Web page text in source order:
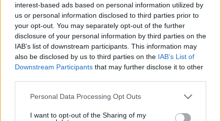
interest-based ads based on personal information utilized by
us or personal information disclosed to third parties prior to
your opt-out. You may separately opt-out of the further
disclosure of your personal information by third parties on the
IAB’s list of downstream participants. This information may
also be disclosed by us to third parties on the IAB’s List of
Downstream Participants that may further disclose it to other
Please note that this website/app uses one or more Google
not limited to your visit or usage behaviour. You may click to
Personal Data Processing Opt Outs
I want to opt-out of the Sharing of my
εκτοξεύσει ομαδικά πυρά και πυραύλους κατά
μήκος των συνόρων προς το Ισραήλ.
Υπουργός Άμυνας Ισραήλ: Θα συνεχίσουμε να
θέτουμε εκτός ισορροπίας τη Χεζμπολάχ
Νωρίτερα την Πέμπτη (26/9) ο Ισραηλινός
υπουργός Άμυνας Γιοάβ Γκάλαντ είχε